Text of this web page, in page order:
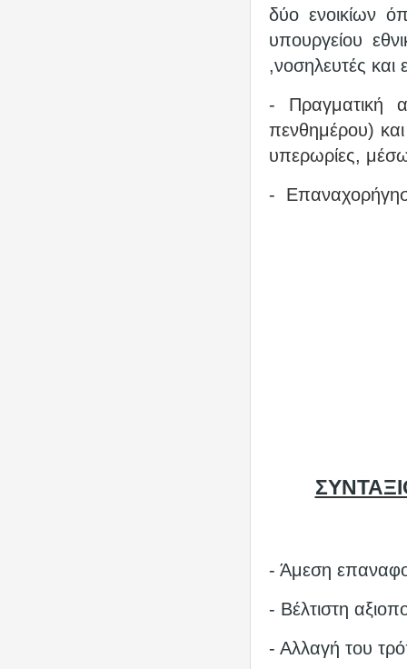
δύο ενοικίων
υπουργείου
,νοσηλευτές και
- Πραγματική
πενθημέρου) και
υπερωρίες,
-
- Άμεση
- Βέλτιστη
- Αλλαγή του